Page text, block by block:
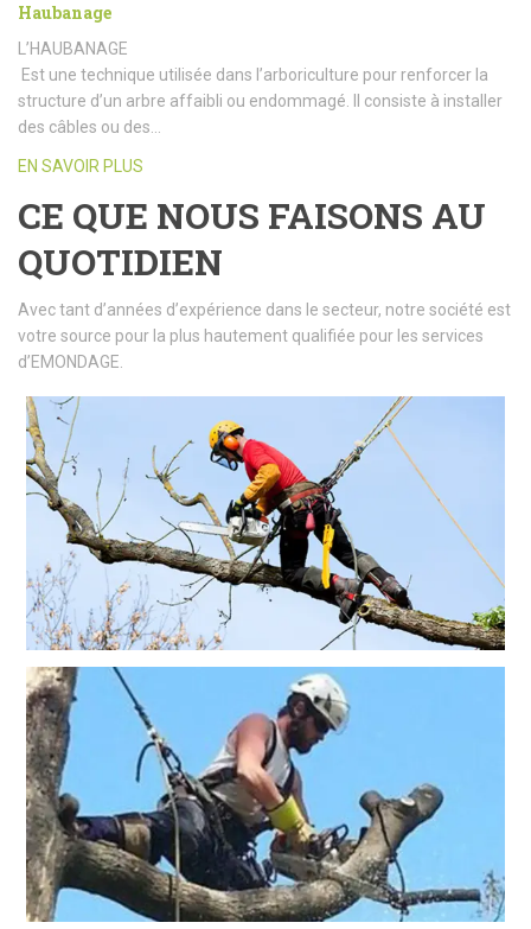
Haubanage
L’HAUBANAGE
Est une technique utilisée dans l’arboriculture pour renforcer la
structure d’un arbre affaibli ou endommagé. Il consiste à installer
des câbles ou des…
EN SAVOIR PLUS
CE QUE NOUS FAISONS AU
QUOTIDIEN
Avec tant d’années d’expérience dans le secteur, notre société est
votre source pour la plus hautement qualifiée pour les services
d’EMONDAGE.